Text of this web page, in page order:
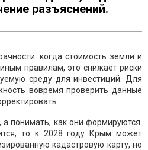
разъяснений.
когда стоимость земли и
правилам, это снижает риски
среду для инвестиций. Для
вовремя проверить данные
понимать, как они формируются.
то к 2028 году Крым может
кадастровую карту, но